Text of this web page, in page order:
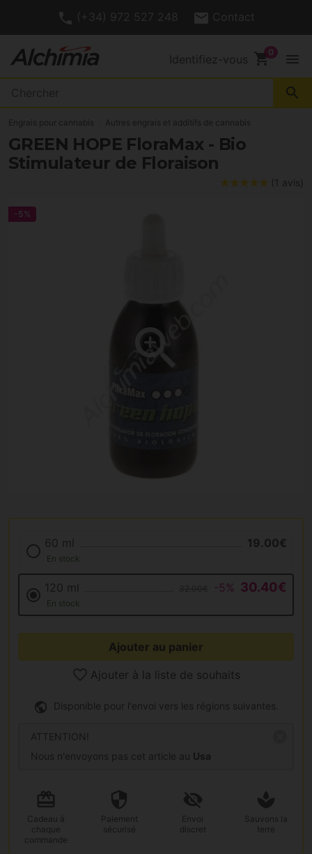
(+34) 972 527 248 Contact
Identifiez-vous shopping_cart menu
search
Engrais pour cannabis Autres engrais et additifs de cannabis
GREEN HOPE FloraMax - Bio
Stimulateur de Floraison
(1 avis)
-5%
60 ml 19.00€
En stock
120 ml -5% 30.40€
En stock
Ajouter au panier
Ajouter à la liste de souhaits
Disponible pour l'envoi vers les régions suivantes.
ATTENTION!
Nous n'envoyons pas cet article au Usa
Cadeau à
chaque
commande
Paiement
sécurisé
Envoi
discret
Sauvons la
terre